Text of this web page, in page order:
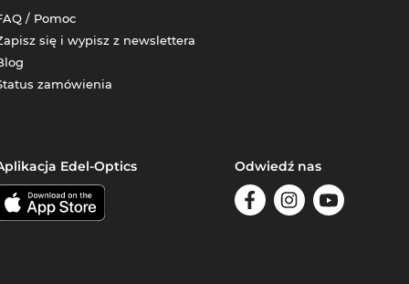
/ Pomoc
się i wypisz z newslettera
zamówienia
Edel-Optics Odwiedź nas